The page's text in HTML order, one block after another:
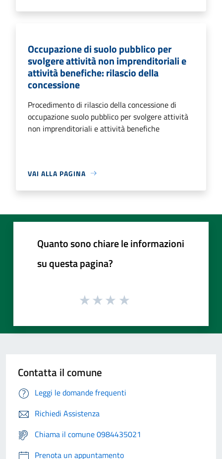
Occupazione di suolo pubblico per
svolgere attività non imprenditoriali e
attività benefiche: rilascio della
concessione
Procedimento di rilascio della concessione di
occupazione suolo pubblico per svolgere attività
non imprenditoriali e attività benefiche
VAI ALLA PAGINA
Quanto sono chiare le informazioni
su questa pagina?
Contatta il comune
Leggi le domande frequenti
Richiedi Assistenza
Chiama il comune 0984435021
Prenota un appuntamento